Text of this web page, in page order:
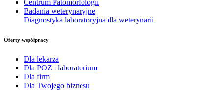
Centrum Patomorfologii
Badania weterynaryjne
Diagnostyka laboratoryjna dla weterynarii.
Oferty współpracy
Dla lekarza
Dla POZ i laboratorium
Dla firm
Dla Twojego biznesu